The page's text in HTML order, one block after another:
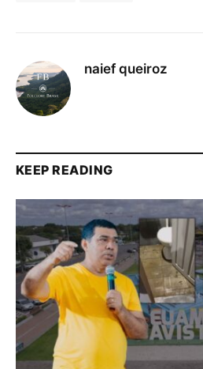
naief queiroz
KEEP READING